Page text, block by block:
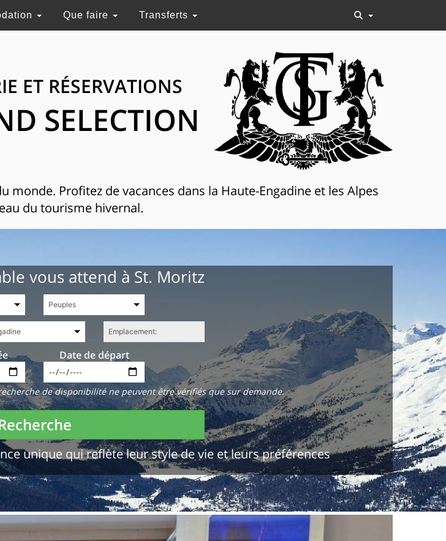
Que faire Transferts
ET RÉSERVATIONS
SELECTION
monde. Profitez de vacances dans la Haute-Engadine et les Alpes
du tourisme hivernal.
vous attend à St. Moritz
Date de départ
de disponibilité ne peuvent être vérifiés que sur demande.
unique qui reflète leur style de vie et leurs préférences